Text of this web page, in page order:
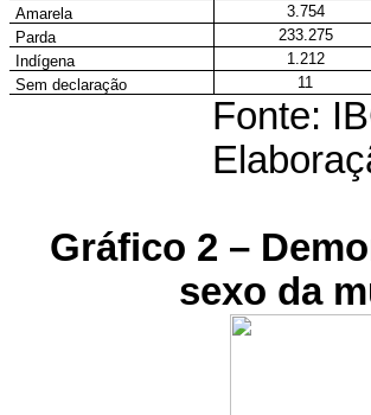
Amarela
3.754
Parda
233.275
Indígena
1.212
Sem declaração
11
Fonte:
Gráfico 2 –
sexo da